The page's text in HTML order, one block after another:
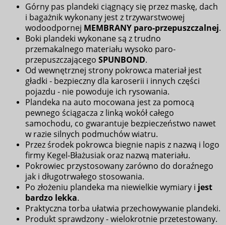
Górny pas plandeki ciągnący się przez maskę, dach
i bagażnik wykonany jest z trzywarstwowej
wodoodpornej MEMBRANY paro-przepuszczalnej.
Boki plandeki wykonane są z trudno
przemakalnego materiału wysoko paro-
przepuszczającego SPUNBOND.
Od wewnętrznej strony pokrowca materiał jest
gładki - bezpieczny dla karoserii i innych części
pojazdu - nie powoduje ich rysowania.
Plandeka na auto mocowana jest za pomocą
pewnego ściągacza z linką wokół całego
samochodu, co gwarantuje bezpieczeństwo nawet
w razie silnych podmuchów wiatru.
Przez środek pokrowca biegnie napis z nazwą i logo
firmy Kegel-Błażusiak oraz nazwą materiału.
Pokrowiec przystosowany zarówno do doraźnego
jak i długotrwałego stosowania.
Po złożeniu plandeka ma niewielkie wymiary i jest
bardzo lekka.
Praktyczna torba ułatwia przechowywanie plandeki.
Produkt sprawdzony - wielokrotnie przetestowany.